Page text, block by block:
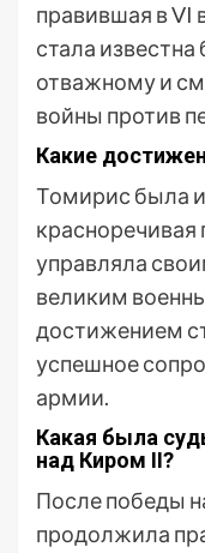
правившая в VI
стала
отважному и
войны против
Какие
Томирис была
красноречивая
управляла
великим
достижением
успешное
армии.
Какая была
над Киром II?
После победы
продолжила